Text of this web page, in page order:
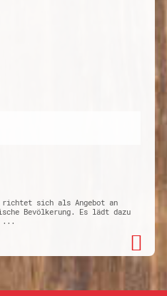
richtet sich als Angebot an
Bevölkerung. Es lädt dazu
...